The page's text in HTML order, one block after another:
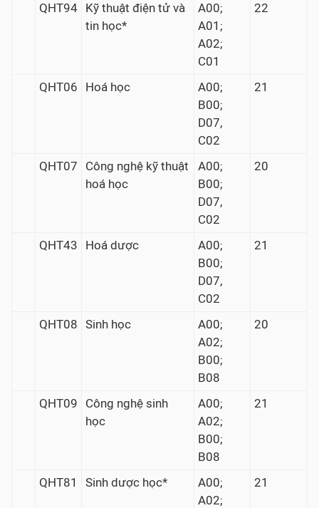
QHT94 Kỹ thuật điện tử và
tin học*
A00;
A01;
A02;
C01
22
QHT06 Hoá học
A00;
B00;
D07,
C02
21
QHT07
Công nghệ kỹ thuật
hoá học
A00;
B00;
D07,
C02
20
QHT43 Hoá dược
A00;
B00;
D07,
C02
21
QHT08 Sinh học
A00;
A02;
B00;
B08
20
QHT09
Công nghệ sinh
học
A00;
A02;
B00;
B08
21
QHT81 Sinh dược học*
A00;
A02;
21